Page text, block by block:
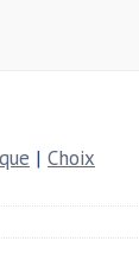
| Choix